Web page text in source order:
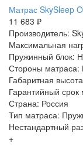
Матрас SkySleep
11 683 ₽
Производитель:
Максимальная
Пружинный блок:
Стороны матраса:
Габаритная
Гарантийный срок
Страна: Россия
Тип матраса:
Нестандартный
+